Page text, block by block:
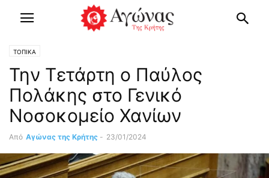
ΤΟΠΙΚΑ
Την Τετάρτη ο Παύλος
Πολάκης στο Γενικό
Νοσοκομείο Χανίων
Από Αγώνας της Κρήτης - 23/01/2024